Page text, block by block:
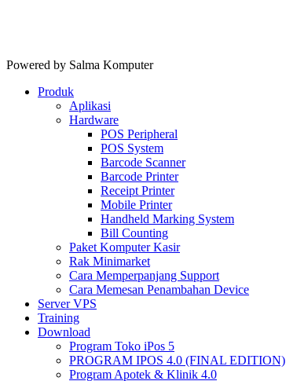
Powered by Salma Komputer
Produk
Aplikasi
Hardware
POS Peripheral
POS System
Barcode Scanner
Barcode Printer
Receipt Printer
Mobile Printer
Handheld Marking System
Bill Counting
Paket Komputer Kasir
Rak Minimarket
Cara Memperpanjang Support
Cara Memesan Penambahan Device
Server VPS
Training
Download
Program Toko iPos 5
PROGRAM IPOS 4.0 (FINAL EDITION)
Program Apotek & Klinik 4.0